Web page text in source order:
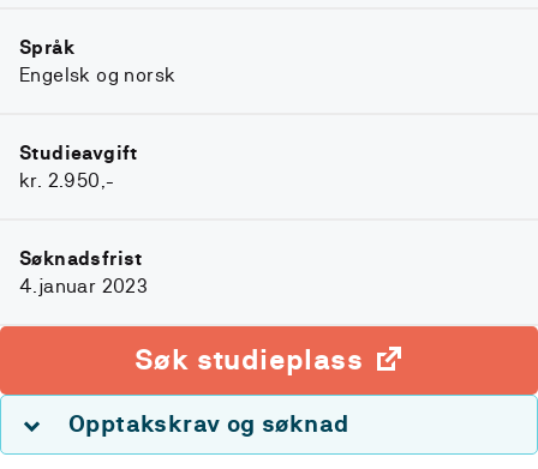
Språk
Engelsk og norsk
Studieavgift
kr. 2.950,-
Søknadsfrist
4.januar 2023
Søk studieplass
Opptakskrav og søknad